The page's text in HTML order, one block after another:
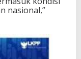
nasional,”